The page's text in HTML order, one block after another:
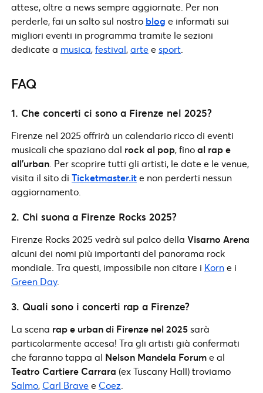
attese, oltre a news sempre aggiornate. Per non
perderle, fai un salto sul nostro blog e informati sui
migliori eventi in programma tramite le sezioni
dedicate a musica,festival,arteesport
FAQ
1. Che concerti ci sono a Firenze nel 2025?
Firenze nel 2025 offrirà un calendario ricco di eventi
musicali che spaziano dal rock al pop, finoal rap e
all’urban . Per scoprire tutti gli artisti, le date e le venue,
visita il sito di Ticketmaster.ite non perderti nessun
aggiornamento.
2. Chi suona a Firenze Rocks 2025?
Firenze Rocks 2025 vedrà sul palco della Visarno Arena
alcuni dei nomi più importanti del panorama rock
mondiale. Tra questi, impossibile non citare i Korne i
Green Day.
3. Quali sono i concerti rap a Firenze?
La scena rap e urban di Firenze nel 2025sarà
particolarmente accesa! Tra gli artisti già confermati
che faranno tappa al Nelson Mandela Forume al
Teatro Cartiere Carrara (ex Tuscany Hall) troviamo
Salmo, Carl Bravee Coez